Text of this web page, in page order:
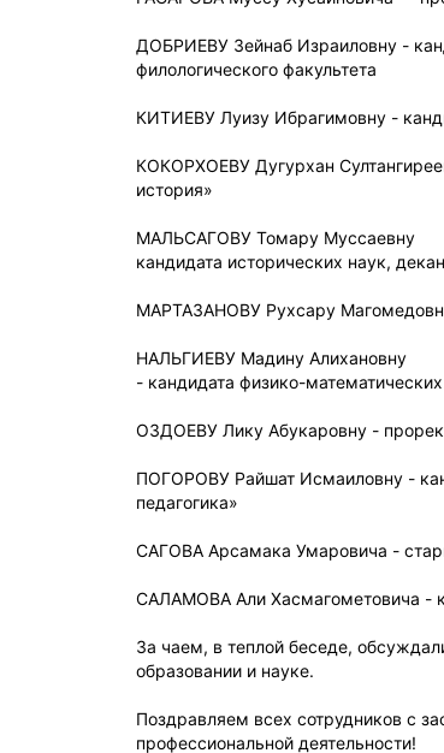
ДОБРИЕВУ Зейнаб Израиловну -
филологического факультета
КИТИЕВУ Луизу Ибрагимовну -
КОКОРХОЕВУ Дугурхан
история»
МАЛЬСАГОВУ Томару Муссаевну
кандидата исторических наук,
МАРТАЗАНОВУ Рухсару
НАЛЬГИЕВУ Мадину Алихановну
- кандидата физико-
ОЗДОЕВУ Лику Абукаровну -
ПОГОРОВУ Райшат Исмаиловну -
педагогика»
САГОВА Арсамака Умаровича -
САЛАМОВА Али Хасмагометовича -
За чаем, в теплой беседе,
образовании и науке.
Поздравляем всех сотрудников с
профессиональной деятельности!